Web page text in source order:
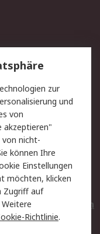
Batterien
zur
und
von
akzeptieren"
von nicht-
können Ihre
Einstellungen
möchten, klicken
Zugriff auf
Richtlinie.